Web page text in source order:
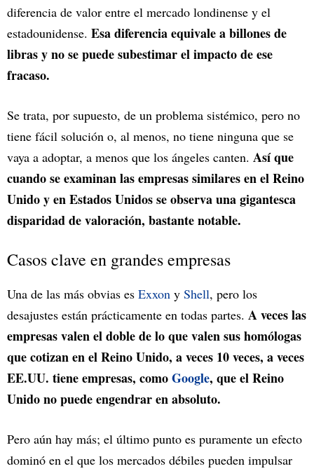
diferencia de valor entre el mercado londinense y el
estadounidense. Esa diferencia equivale a billones de
libras y no se puede subestimar el impacto de ese
fracaso.
Se trata, por supuesto, de un problema sistémico, pero no
tiene fácil solución o, al menos, no tiene ninguna que se
vaya a adoptar, a menos que los ángeles canten. Así que
cuando se examinan las empresas similares en el Reino
Unido y en Estados Unidos se observa una gigantesca
disparidad de valoración, bastante notable.
Casos clave en grandes empresas
Una de las más obvias es Exxon y Shell, pero los
desajustes están prácticamente en todas partes. A veces las
empresas valen el doble de lo que valen sus homólogas
que cotizan en el Reino Unido, a veces 10 veces, a veces
EE.UU. tiene empresas, comoGoogle, que el Reino
Unido no puede engendrar en absoluto.
Pero aún hay más; el último punto es puramente un efecto
dominó en el que los mercados débiles pueden impulsar